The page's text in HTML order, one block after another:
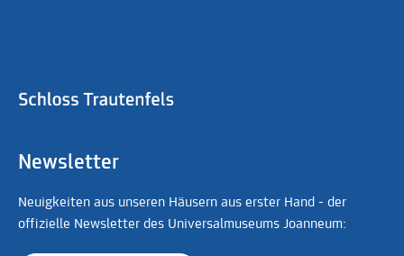
Newsletter
Neuigkeiten aus unseren Häusern aus erster Hand - der
offizielle Newsletter des Universalmuseums Joanneum: